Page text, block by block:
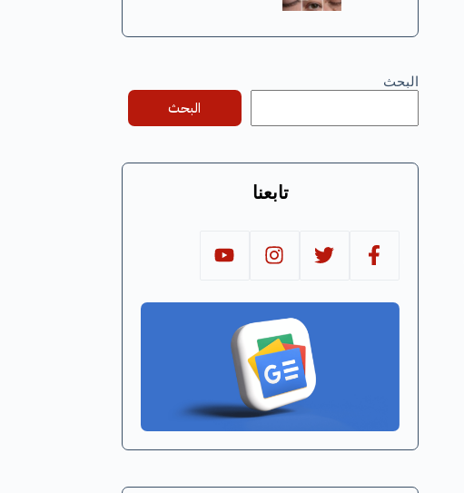
البحث
البحث
تابعنا